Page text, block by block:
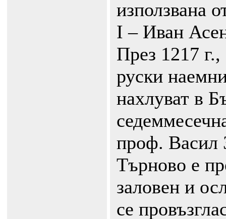
използвана
I – Иван
През 1217
руски
нахлуват в
проф. Васил
Търново е
заловен и
се